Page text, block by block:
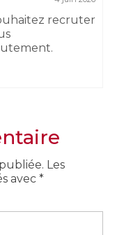
recruter
Les
avec *